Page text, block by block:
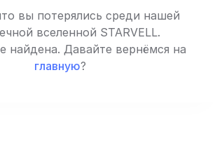
вы потерялись среди нашей
вселенной STARVELL.
найдена. Давайте вернёмся на
главную?